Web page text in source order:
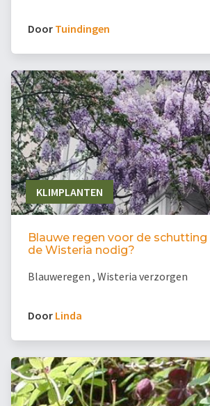
Door Tuindingen
KLIMPLANTEN
Blauwe regen voor de
de Wisteria nodig?
Blauweregen , Wisteria verzorgen
Door Linda